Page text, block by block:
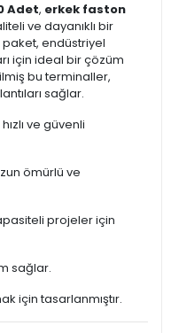
Adet, erkek faston
ve dayanıklı bir
paket, endüstriyel
için ideal bir çözüm
bu terminaller,
sağlar.
hızlı ve güvenli
ömürlü ve
projeler için
sağlar.
için tasarlanmıştır.